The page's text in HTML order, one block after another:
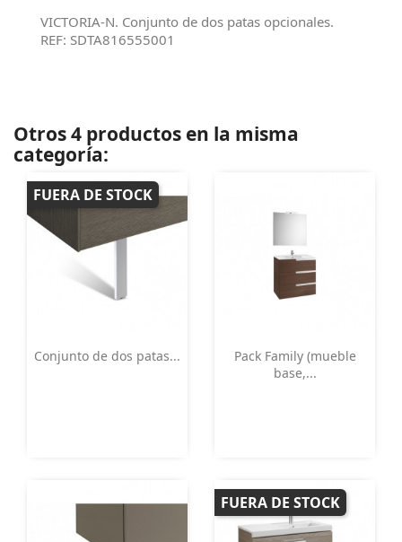
VICTORIA-N. Conjunto de dos patas opcionales.
REF: SDTA816555001
Otros 4 productos en la misma
categoría:
Vista rápida
Conjunto de dos patas...
FUERA DE STOCK
 Vista rápida
Pack Family (mueble
base,...
FUERA DE STOCK